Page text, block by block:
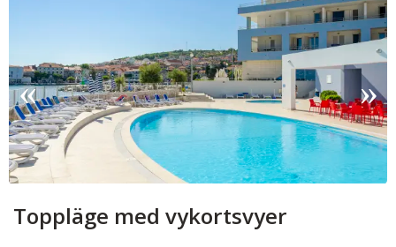
Toppläge med vykortsvyer